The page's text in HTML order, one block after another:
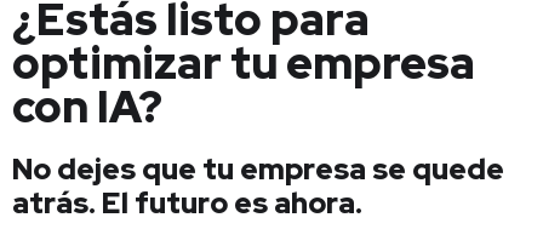
¿Estás listo para
optimizar tu empresa
con IA?
No dejes que tu empresa se quede
atrás. El futuro es ahora.